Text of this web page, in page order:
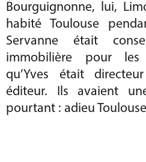
Bourguignonne, lui,
habité Toulouse
Servanne était
immobilière pour les
qu’Yves était
éditeur. Ils avaient
pourtant : adieu